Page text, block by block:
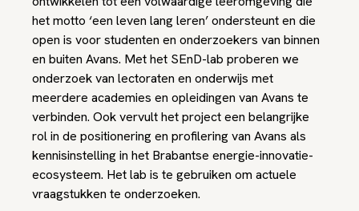
het motto ‘een leven lang leren’ ondersteunt en die
open is voor studenten en onderzoekers van binnen
en buiten Avans. Met het SEnD-lab proberen we
onderzoek van lectoraten en onderwijs met
meerdere academies en opleidingen van Avans te
verbinden. Ook vervult het project een belangrijke
rol in de positionering en profilering van Avans als
kennisinstelling in het Brabantse energie-innovatie-
ecosysteem. Het lab is te gebruiken om actuele
vraagstukken te onderzoeken.